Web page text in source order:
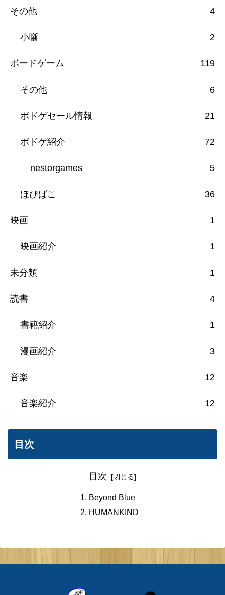
その他 4
小噺 2
ボードゲーム 119
その他 6
ボドゲセール情報 21
ボドゲ紹介 72
nestorgames 5
ほびばこ 36
映画 1
映画紹介 1
未分類 1
読書 4
書籍紹介 1
漫画紹介 3
音楽 12
音楽紹介 12
目次
目次
Beyond Blue
HUMANKIND